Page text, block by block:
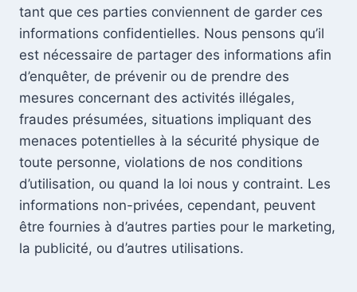
tant que ces parties conviennent de garder ces
informations confidentielles. Nous pensons qu’il
est nécessaire de partager des informations afin
d’enquêter, de prévenir ou de prendre des
mesures concernant des activités illégales,
fraudes présumées, situations impliquant des
menaces potentielles à la sécurité physique de
toute personne, violations de nos conditions
d’utilisation, ou quand la loi nous y contraint. Les
informations non-privées, cependant, peuvent
être fournies à d’autres parties pour le marketing,
la publicité, ou d’autres utilisations.